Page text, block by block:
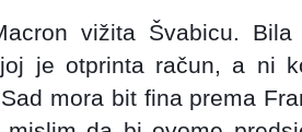
vižita Švabicu.
je otprinta račun, a ni
mora bit fina prema